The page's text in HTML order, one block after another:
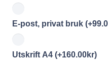
E-post, privat bruk (+
Utskrift A4 (+160.00kr)